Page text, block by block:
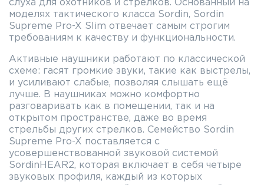
слуха для охотников и стрелков. Основанный на
моделях тактического класса Sordin, Sordin
Supreme Pro-X Slim отвечает самым строгим
требованиям к качеству и функциональности.
Активные наушники работают по классической
схеме: гасят громкие звуки, такие как выстрелы,
и усиливают слабые, позволяя слышать ещё
лучше. В наушниках можно комфортно
разговаривать как в помещении, так и на
открытом пространстве, даже во время
стрельбы других стрелков. Семейство Sordin
Supreme Pro-X поставляется с
усовершенствованной звуковой системой
SordinHEAR2, которая включает в себя четыре
звуковых профиля, каждый из которых